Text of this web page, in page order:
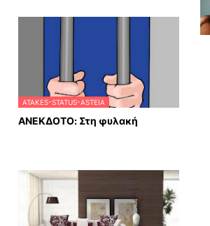
ATAKES-STATUS-ASTEIA
ΑΝΕΚΔΟΤΟ: Στη φυλακή